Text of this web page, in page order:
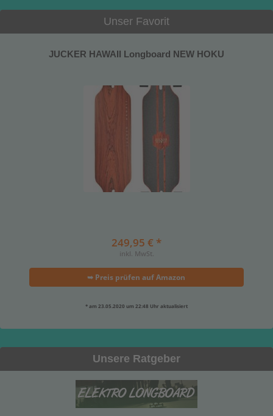
Unser Favorit
JUCKER HAWAII Longboard NEW HOKU
249,95 € *
inkl. MwSt.
➥ Preis prüfen auf Amazon
* am 23.05.2020 um 22:48 Uhr aktualisiert
Unsere Ratgeber